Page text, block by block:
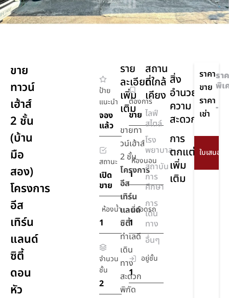
ขาย
ทาวน์
เฮ้าส์
2 ชั้น
(บ้าน
มือ
สอง)
โครงการ
อีส
เทิร์น
แลนด์
ซิตี้
ดอน
หัว
ป้าย
แนะนำ
จอง
แล้ว
ต้องการ
ขาย
สถานะ
เปิด
ขาย
ห้องนอน
1
ห้องน้ำ
1
ที่จอดรถ
1
จำนวน
ชั้น
2
อยู่ชั้น
1
ราย
ละเอียด
เพิ่ม
เติม
ขายทา
วน์เฮ้าส์
2 ชั้น
โครงการ
อีส
เทิร์น
แลนด์
ซิตี้
ทำเลดี
เดิน
ทาง
สะดวก
พิกัด
สถาน
ที่ใกล้
เคียง
ไลฟ์
สไตล์
โรง
พยาบาล
สถาบัน
การ
ศึกษา
การ
เดิน
ทาง
อื่นๆ
สิ่ง
อำนวย
ความ
สะดวก
การ
ตกแต่ง
เพิ่ม
เติม
ราคา
ขาย
รา
พิเ
ราคา
เช่า
-